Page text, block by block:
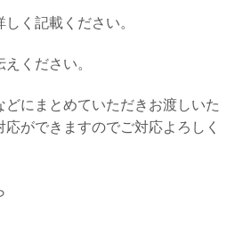
く記載ください。
ください。
にまとめていただきお渡しいた
ができますのでご対応よろしく